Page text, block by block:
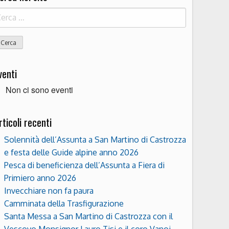
Non ci sono eventi
recenti
Solennità dell’Assunta a San Martino di Castrozza
e festa delle Guide alpine anno 2026
Pesca di beneficienza dell’Assunta a Fiera di
Primiero anno 2026
Invecchiare non fa paura
Camminata della Trasfigurazione
Santa Messa a San Martino di Castrozza con il